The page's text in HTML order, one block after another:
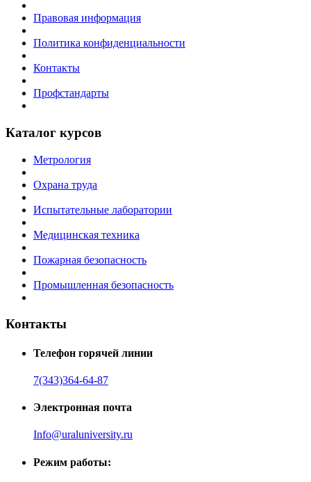
Правовая информация
Политика конфиденциальности
Контакты
Профстандарты
Каталог курсов
Метрология
Охрана труда
Испытательные лаборатории
Медицинская техника
Пожарная безопасность
Промышленная безопасность
Контакты
Телефон горячей линии
7(343)364-64-87
Электронная почта
Info@uraluniversity.ru
Режим работы: